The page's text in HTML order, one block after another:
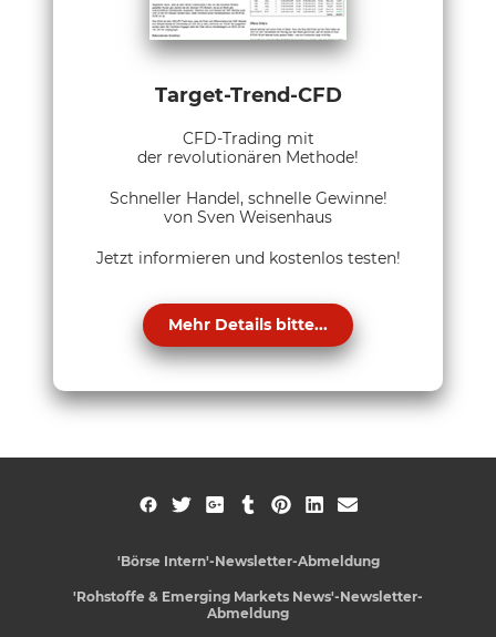
Target-Trend-CFD
CFD-Trading mit
der revolutionären Methode!
Schneller Handel, schnelle Gewinne!
von Sven Weisenhaus
Jetzt informieren und kostenlos testen!
Mehr Details bitte...
'Börse Intern'-Newsletter-Abmeldung
'Rohstoffe & Emerging Markets News'-Newsletter-
Abmeldung